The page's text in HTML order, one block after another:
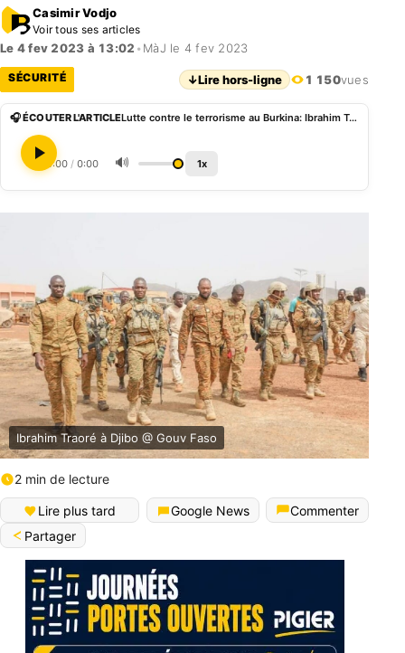
Casimir Vodjo
Voir tous ses articles
Le 4 fev 2023 à 13:02 • MàJ le 4 fev 2023
SÉCURITÉ ↓Lire hors-ligne 1 150vues
🎧 ÉCOUTER L'ARTICLE Lutte contre le terrorisme au Burkina: Ibrahim Traoré ne compte pas négocier avec les groupes armés
0:00 / 0:00 🔊 1x
Ibrahim Traoré à Djibo @ Gouv Faso
2 min de lecture
Lire plus tard Google News
Commenter
Partager